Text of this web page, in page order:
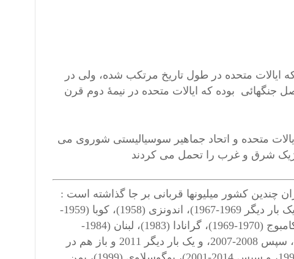
ایالات متحده در طول تاریخ مرتکب شده، ولی در
جنگهائی بوده که ایالات متحده در نیمۀ دوم قرن
متحده و اتحاد جماهیر سوسیالیستی شوروی می
شرق و غرب را تحمل می کردند
داشته و با بمباران چندین کشور میلیونها قربانی بر جا گذاشته است :
جنگ کره (1953-1950)، گوآتمالا (1954، سپس در سال 1960، و یک بار دیگر 1969-1967)، اندونزی (1958)، کوبا (1959-
1961)، کنگو (1964)، لائوس (1973-1964)، ویتنام (1973-1961)، کامبوج (1970-1969)، گرانادا (1983)، لبنان (1984-
1983)، لیبی (1986، سپس 2011)، کویت (1991)، سومالی (1993، سپس 2008-2007، و یک بار دیگر 2011 و باز هم در